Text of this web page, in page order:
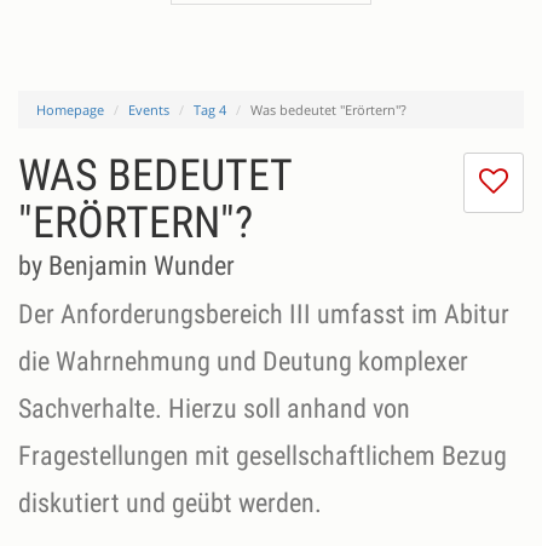
Homepage Events Tag 4 Was bedeutet "Erörtern"?
I
WAS BEDEUTET
"ERÖRTERN"?
by Benjamin Wunder
Der Anforderungsbereich III umfasst im Abitur
die Wahrnehmung und Deutung komplexer
Sachverhalte. Hierzu soll anhand von
Fragestellungen mit gesellschaftlichem Bezug
diskutiert und geübt werden.